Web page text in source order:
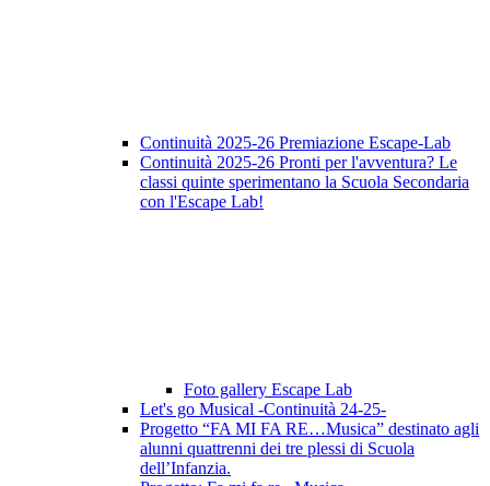
Continuità 2025-26 Premiazione Escape-Lab
Continuità 2025-26 Pronti per l'avventura? Le
classi quinte sperimentano la Scuola Secondaria
con l'Escape Lab!
Foto gallery Escape Lab
Let's go Musical -Continuità 24-25-
Progetto “FA MI FA RE…Musica” destinato agli
alunni quattrenni dei tre plessi di Scuola
dell’Infanzia.